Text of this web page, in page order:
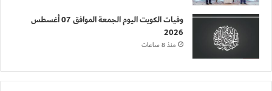
وفيات الكويت اليوم الجمعة الموافق 07 أغسطس
2026
منذ 8 ساعات